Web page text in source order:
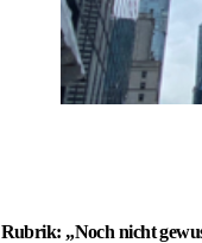
Rubrik: „Noch nicht